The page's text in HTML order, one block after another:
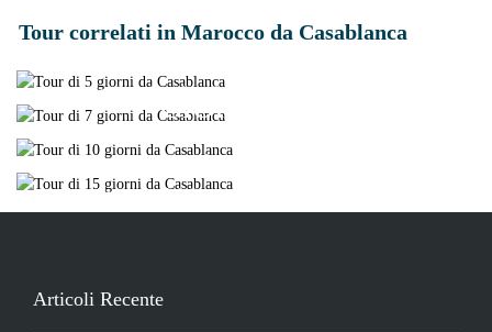
Tour correlati in Marocco da Casablanca
5 GIORNI DA
viaggio culturale nel nord del Marocco.
Scoprite le affascinanti città
VIAGGIO DA
CASABLANCA 7
GIORNI
Viaggio di 7 giorni su misura nel deserto di
TOUR DI 10 GIORNI DA
CASABLANCA
Vivete un viaggio culturale e autentico nelle
città imperiali e nel deserto.
TOUR DI 15 GIORNI DA
CASABLANCA
Il miglior tour del deserto del Gran Marocco
per esplorare il Marocco autentico
Articoli Recente